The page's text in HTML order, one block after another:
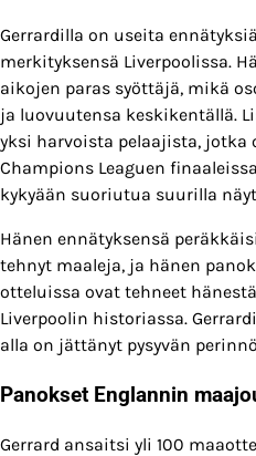
Gerrardilla on useita
merkityksensä Liverpoolissa.
aikojen paras syöttäjä, mikä
ja luovuutensa keskikentällä.
yksi harvoista pelaajista, jotka
Champions Leaguen
kykyään suoriutua suurilla
Hänen ennätyksensä
tehnyt maaleja, ja hänen
otteluissa ovat tehneet
Liverpoolin historiassa.
alla on jättänyt pysyvän
Panokset Englannin
Gerrard ansaitsi yli 100